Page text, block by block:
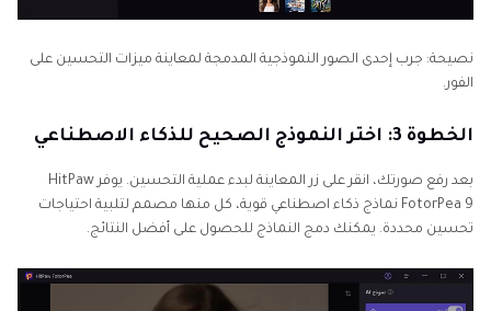
نصيحة: جرب إحدى الصور النموذجية المدمجة لمعاينة ميزات التحسين على
الفور.
الخطوة 3: اختر النموذج الصحيح للذكاء الاصطناعي
بعد رفع صورتك، انقر على زر المعاينة لبدء عملية التحسين. يوفر HitPaw
FotorPea 9 نماذج ذكاء اصطناعي قوية، كل منها مصمم لتلبية احتياجات
تحسين محددة. يمكنك دمج النماذج للحصول على أفضل النتائج.